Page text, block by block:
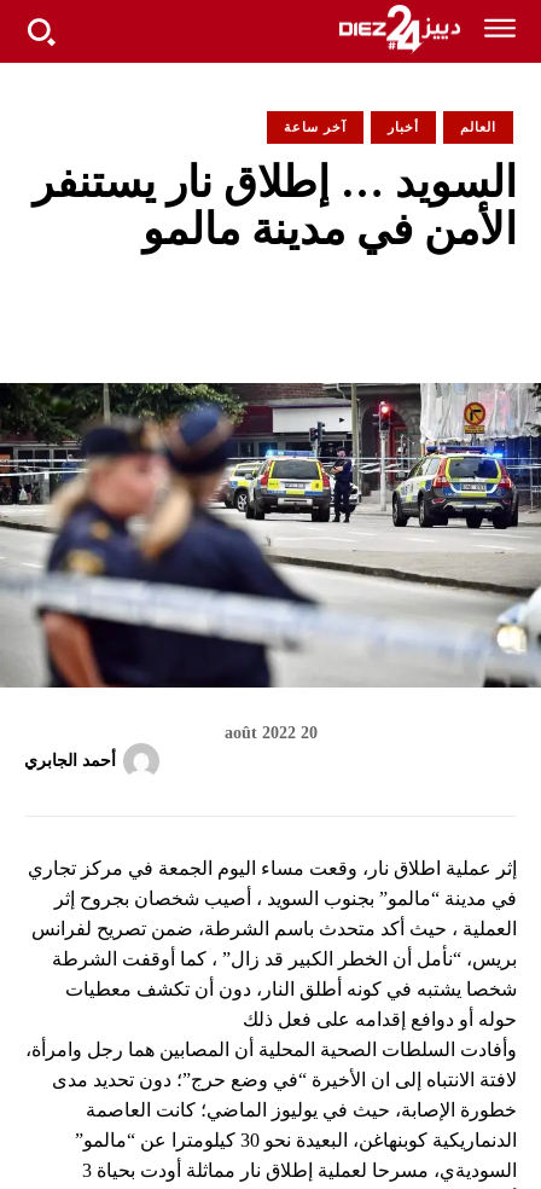
آخر ساعة أخبار العالم
السويد … إطلاق نار يستنفر
الأمن في مدينة مالمو
20 août 2022
أحمد الجابري
إثر عملية اطلاق نار، وقعت مساء اليوم الجمعة في مركز تجاري
في مدينة “مالمو” بجنوب السويد ، أصيب شخصان بجروح إثر
العملية ، حيث أكد متحدث باسم الشرطة، ضمن تصريح لفرانس
بريس، “نأمل أن الخطر الكبير قد زال” ، كما أوقفت الشرطة
شخصا يشتبه في كونه أطلق النار، دون أن تكشف معطيات
حوله أو دوافع إقدامه على فعل ذلك
وأفادت السلطات الصحية المحلية أن المصابين هما رجل وامرأة،
لافتة الانتباه إلى ان الأخيرة “في وضع حرج”؛ دون تحديد مدى
خطورة الإصابة، حيث في يوليوز الماضي؛ كانت العاصمة
الدنماريكية كوبنهاغن، البعيدة نحو 30 كيلومترا عن “مالمو”
السوديةي، مسرحا لعملية إطلاق نار مماثلة أودت بحياة 3